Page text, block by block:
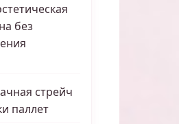
без
стрейч
паллет